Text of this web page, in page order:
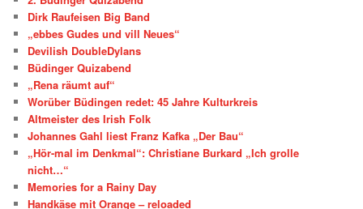
Dirk Raufeisen Big Band
„ebbes Gudes und vill Neues“
Devilish DoubleDylans
Büdinger Quizabend
„Rena räumt auf“
Worüber Büdingen redet: 45 Jahre Kulturkreis
Altmeister des Irish Folk
Johannes Gahl liest Franz Kafka „Der Bau“
„Hör-mal im Denkmal“: Christiane Burkard „Ich grolle
nicht…“
Memories for a Rainy Day
Handkäse mit Orange – reloaded